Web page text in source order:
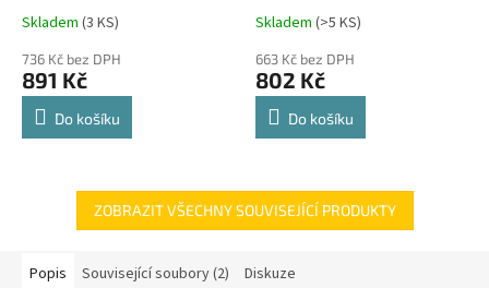
Comfort Spin 360° otočná
police 8kg
Průměrné
produktu
je
4,8
Skladem (3 KS)
736 Kč bez DPH
891 Kč
Do košíku
Průměrné
produktu
je
4,8
Skladem (>5 KS)
663 Kč bez DPH
802 Kč
Do košíku
ZOBRAZIT VŠECHNY SOUVISEJÍCÍ PRODUKTY
Popis Související soubory (2) Diskuze